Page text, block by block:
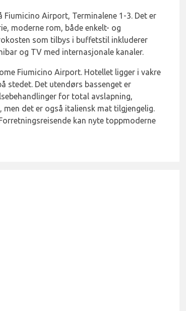
Fiumicino Airport, Terminalene 1-3. Det er
moderne rom, både enkelt- og
som tilbys i buffetstil inkluderer
og TV med internasjonale kanaler.
Fiumicino Airport. Hotellet ligger i vakre
stedet. Det utendørs bassenget er
for total avslapning,
det er også italiensk mat tilgjengelig.
kan nyte toppmoderne